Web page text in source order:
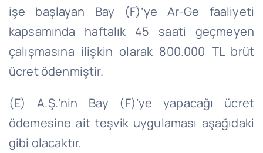
işe başlayan Bay (F)’ye Ar-Ge faaliyeti
kapsamında haftalık 45 saati geçmeyen
çalışmasına ilişkin olarak 800.000 TL brüt
ücret ödenmiştir.
(E) A.Ş.’nin Bay (F)’ye yapacağı ücret
ödemesine ait teşvik uygulaması aşağıdaki
gibi olacaktır.